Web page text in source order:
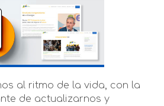
al ritmo de la vida, con la
de actualizarnos y